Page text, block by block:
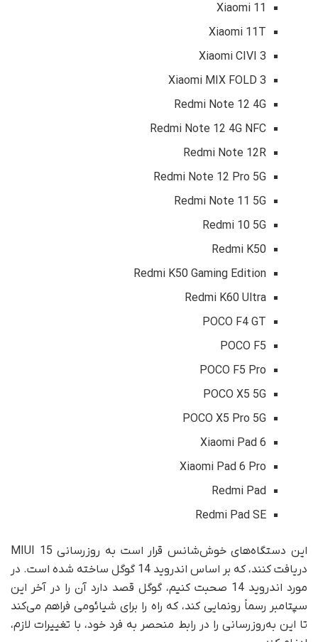
Xiaomi 11
Xiaomi 11T
Xiaomi CIVI 3
Xiaomi MIX FOLD 3
Redmi Note 12 4G
Redmi Note 12 4G NFC
Redmi Note 12R
Redmi Note 12 Pro 5G
Redmi Note 11 5G
Redmi 10 5G
Redmi K50
Redmi K50 Gaming Edition
Redmi K60 Ultra
POCO F4 GT
POCO F5
POCO F5 Pro
POCO X5 5G
POCO X5 Pro 5G
Xiaomi Pad 6
Xiaomi Pad 6 Pro
Redmi Pad
Redmi Pad SE
این دستگاه‌های خوش‌شانس قرار است به روزرسانی MIUI 15
دریافت کنند، که بر اساس اندروید 14 گوگل ساخته شده است. در
مورد اندروید 14 صحبت کنیم، گوگل قصد دارد آن را در آخر این
سپتامبر رسماً رونمایی کند، که راه را برای شیائومی فراهم می‌کند
تا این به‌روزرسانی را در رابط منحصر به فرد خود، با تغییرات لازم،